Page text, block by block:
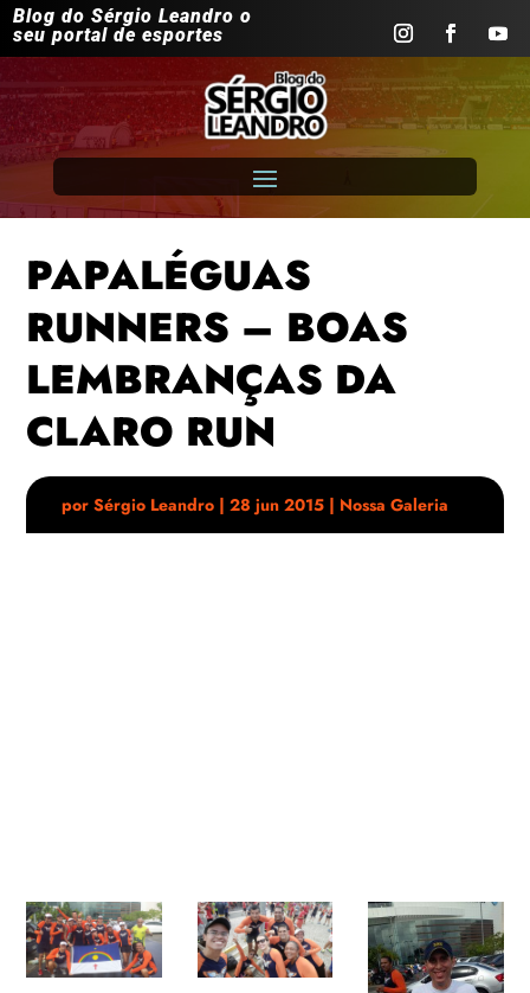
Blog do Sérgio Leandro o
seu portal de esportes
PAPALÉGUAS
RUNNERS – BOAS
LEMBRANÇAS DA
CLARO RUN
porSérgio Leandro |28 jun 2015 | Nossa Galeria